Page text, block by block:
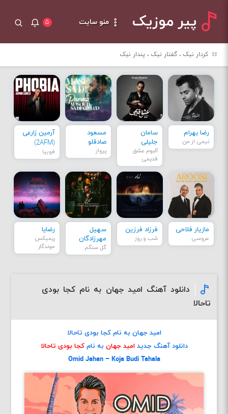
پیر موزیک منو سایت ۵
کردار نیک ، گفتار نیک ، پندار نیک
رضا بهرام
نیمی از من
سامان
جلیلی
آلبوم عشق
قدیمی
مسعود
صادقلو
پرواز
آرمین زارعی
(2AFM)
فوبیا
مازیار فلاحی
عروسی
فرزاد فرزین
شب و روز
سهیل
مهرزادگان
گل سنگم
رضایا
ریمیکس
موندگار
دانلود آهنگ امید جهان به نام کجا بودی
تاحالا
امید جهان به نام کجا بودی تاحالا
دانلود آهنگ جدید امید جهان به نامکجا بودی تاحالا
Omid Jahan – Koja Budi Tahala